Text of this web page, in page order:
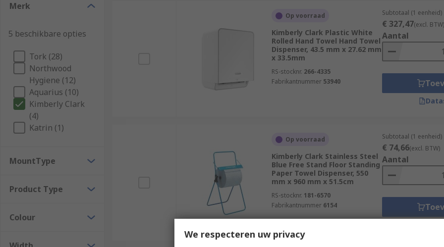
Merk
5 beschikbare opties
Tork (28)
Northwood
Hygiene (12)
Aquarius (10)
Kimberly Clark
(4)
Katrin (1)
MountType
Product Type
Colour
Op voorraad
Kimberly Clark Plastic White
Rolled Hand Towel Hand Towel
Dispenser, 43.5 mm x 27.62 mm
x 33.5mm
RS-stocknr. 266-4335
Fabrikantnummer 53940
Subtotaal (1 eenheid)
€ 327,47(excl. BTW)
Aantal
Op voorraad
Kimberly Clark Stainless Steel
Blue Free Stand Floor Standing
Paper Towel Dispenser, 550
mm x 960 mm x 51.5cm
RS-stocknr. 181-6570
Fabrikantnummer 6154
Subtotaal (1 eenheid)
€ 74,66(excl. BTW)
Aantal
We respecteren uw privacy